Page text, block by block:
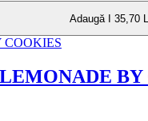
Adaugă I 35,70
BY